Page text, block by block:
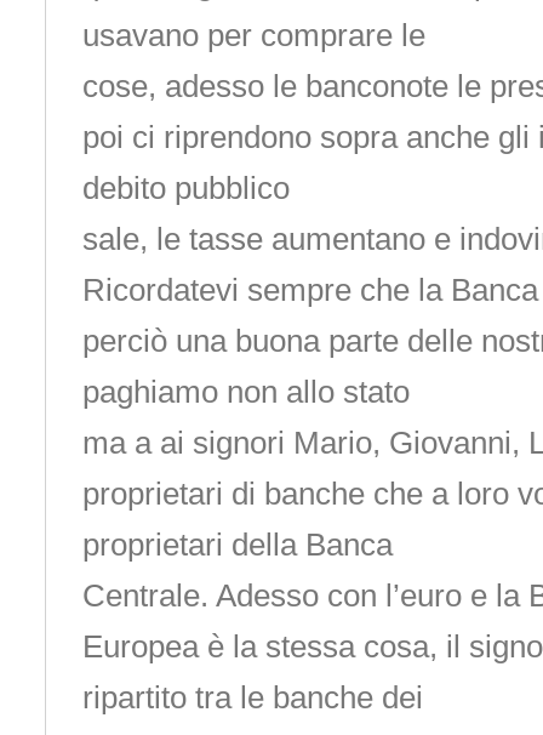
usavano per comprare le
cose, adesso le banconote le
poi ci riprendono sopra anche
debito pubblico
sale, le tasse aumentano e
Ricordatevi sempre che la
perciò una buona parte delle
paghiamo non allo stato
ma a ai signori Mario, Giovanni,
proprietari di banche che a loro
proprietari della Banca
Centrale. Adesso con l’euro e la
Europea è la stessa cosa, il
ripartito tra le banche dei